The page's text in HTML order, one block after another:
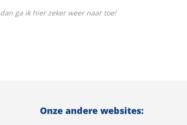
ga ik hier zeker weer naar toe!
Onze andere websites: